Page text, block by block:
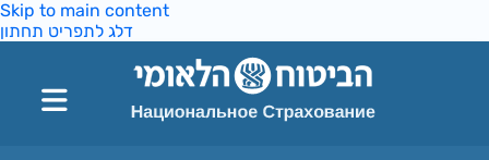
Skip to main content
דלג לתפריט תחתון